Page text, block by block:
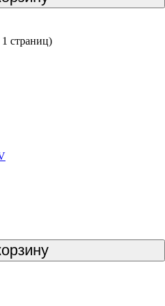
страниц)